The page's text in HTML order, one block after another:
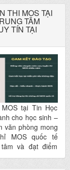
THI MOS TẠI
TÂM
TÍN TẠI
tại Tin Học
cho học sinh –
văn phòng mong
MOS quốc tế
và đạt điểm
viên giàu kinh